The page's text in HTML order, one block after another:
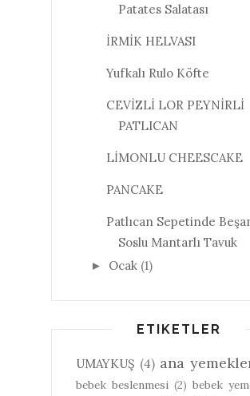
Patates Salatası
İRMİK HELVASI
Yufkalı Rulo Köfte
CEVİZLİ LOR PEYNİRLİ
PATLICAN
LİMONLU CHEESCAKE
PANCAKE
Patlıcan Sepetinde
Soslu Mantarlı Tavuk
► Ocak (1)
ETIKETLER
UMAYKUŞ (4) ana
bebek beslenmesi (2) bebek